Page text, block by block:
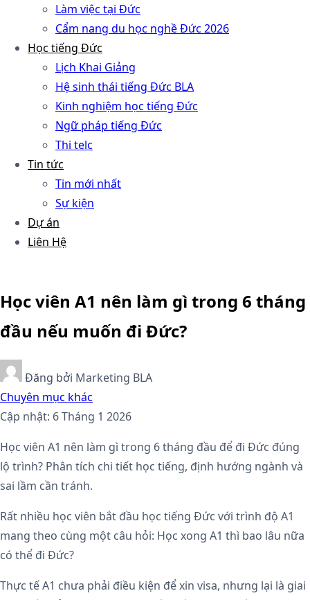
Làm việc tại Đức
Cẩm nang du học nghề Đức 2026
Học tiếng Đức
Lịch Khai Giảng
Hệ sinh thái tiếng Đức BLA
Kinh nghiệm học tiếng Đức
Ngữ pháp tiếng Đức
Thi telc
Tin tức
Tin mới nhất
Sự kiện
Dự án
Liên Hệ
Học viên A1 nên làm gì trong 6 tháng
đầu nếu muốn đi Đức?
Đăng bởi Marketing BLA
Chuyên mục khác
Cập nhật: 6 Tháng 1 2026
Học viên A1 nên làm gì trong 6 tháng đầu để đi Đức đúng
lộ trình? Phân tích chi tiết học tiếng, định hướng ngành và
sai lầm cần tránh.
Rất nhiều học viên bắt đầu học tiếng Đức với trình độ A1
mang theo cùng một câu hỏi: Học xong A1 thì bao lâu nữa
có thể đi Đức?
Thực tế A1 chưa phải điều kiện để xin visa, nhưng lại là giai